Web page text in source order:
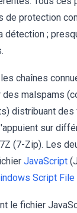
de protection
détection ;
chaînes
malspams
distribuant des
sur
(7-Zip). Les
JavaScript
Script File
le fichier